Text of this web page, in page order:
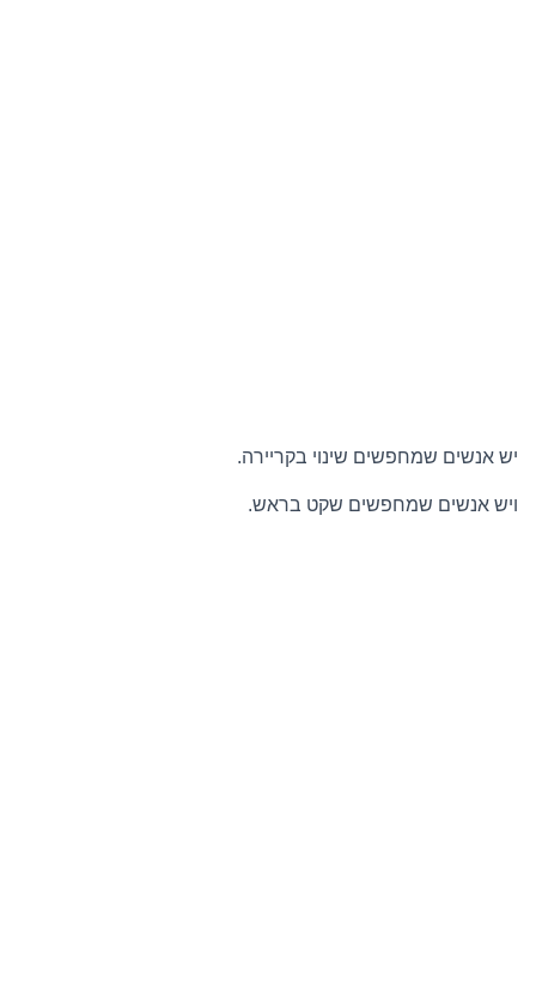
יש אנשים שמחפשים שינוי בקריירה.
ויש אנשים שמחפשים שקט בראש.